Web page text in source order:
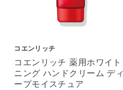
コエンリッチ
コエンリッチ 薬用ホワイト
ニング ハンドクリーム ディ
ープモイスチュア